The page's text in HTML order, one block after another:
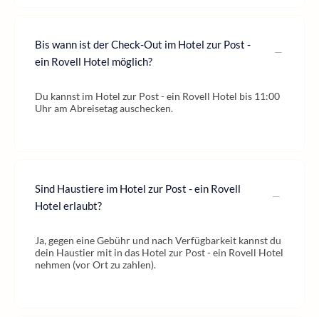
Bis wann ist der Check-Out im Hotel zur Post -
ein Rovell Hotel möglich?
Du kannst im Hotel zur Post - ein Rovell Hotel bis 11:00
Uhr am Abreisetag auschecken.
Sind Haustiere im Hotel zur Post - ein Rovell
Hotel erlaubt?
Ja, gegen eine Gebühr und nach Verfügbarkeit kannst du
dein Haustier mit in das Hotel zur Post - ein Rovell Hotel
nehmen (vor Ort zu zahlen).